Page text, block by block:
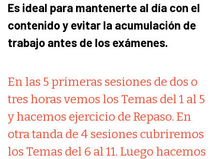
Es ideal para mantenerte al día con el
contenido y evitar la acumulación de
trabajo antes de los exámenes.
En las 5 primeras sesiones de dos o
tres horas vemos los Temas del 1 al 5
y hacemos ejercicio de Repaso. En
otra tanda de 4 sesiones cubriremos
los Temas del 6 al 11. Luego hacemos